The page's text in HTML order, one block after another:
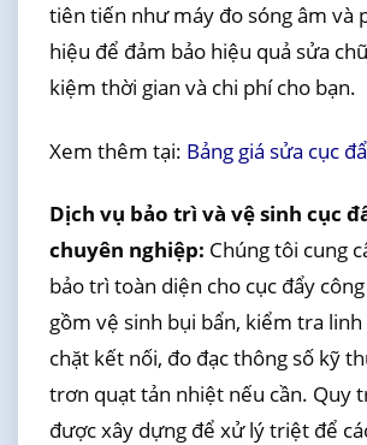
tiên tiến như máy đo sóng âm và
hiệu để đảm bảo hiệu quả sửa
kiệm thời gian và chi phí cho bạn.
Xem thêm tại: Bảng giá sửa cục
Dịch vụ bảo trì và vệ sinh cục
chuyên nghiệp: Chúng tôi cung
bảo trì toàn diện cho cục đẩy
gồm vệ sinh bụi bẩn, kiểm tra
chặt kết nối, đo đạc thông số kỹ
trơn quạt tản nhiệt nếu cần. Quy
được xây dựng để xử lý triệt để